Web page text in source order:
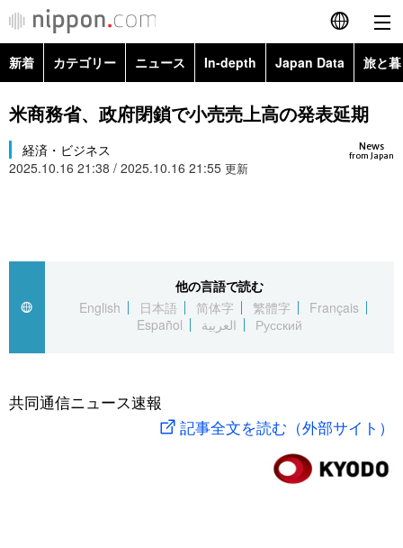
English
简体字
カテゴリー
新着 カテゴリー ニュース In-depth Japan Data 旅と
政治・外交
経済・ビジネス
Topics
Images
米商務省、政府閉鎖で小売売上高の発表延期
News
from Japan
経済・ビジネス
2025.10.16 21:38 / 2025.10.16 21:55 更新
他の言語で読む
English
日本語 简体字 繁體字
Français
Español
العربية Русский
共同通信ニュース速報
記事全文を読む（外部サイト）